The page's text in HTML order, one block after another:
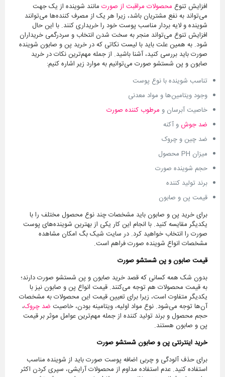
افزایش تنوع محصولات مراقبت از صورت مانند شوینده از یک جهت
می‌تواند به نفع مشتریان باشد، زیرا هر یک از مصرف کننده‌ها می‌توانند
شوینده و لایه بردار مناسب پوست خود را خریداری کنند. با این حال
افزایش تنوع می‌تواند منجر به سخت شدن انتخاب و سردرگمی خریداران
شود. به همین علت باید با لیست نکاتی که در خرید پن و صابون شوینده
صورت باید بررسی کنید، آشنا باشید. از جمله مهم‌ترین نکات در خرید
صابون و پن شستشو صورت می‌توانیم به موارد زیر اشاره کنیم:
تناسب شوینده با نوع پوست
وجود ویتامین‌ها و مواد معدنی
خاصیت آبرسان و مرطوب کننده صورت
ضد جوش و آکنه
ضد چین و چروک
میزان PH محصول
حجم شوینده صورت
برند تولید کننده
قیمت پن و صابون
برای خرید پن و صابون باید مشخصات چند نوع محصول مختلف را با
یکدیگر مقایسه کنید. با انجام این کار یکی از بهترین شوینده‌های پوست
صورت را انتخاب خواهید کرد. در سایت شیک بگ امکان مشاهده
مشخصات انواع شوینده صورت فراهم است.
قیمت صابون و پن شستشو صورت
بدون شک همه کسانی که قصد خرید صابون و پن شستشو صورت دارند؛
به قیمت محصولات هم توجه می‌کنند. قیمت انواع پن و صابون نیز با
یکدیگر متفاوت است، زیرا برای تعیین قیمت این محصولات به مشخصات
آن‌ها توجه می‌شود. نوع مواد اولیه، ویتامینه بودن، خاصیت ضد چروک،
حجم محصول و برند تولید کننده از جمله مهم‌ترین عوامل موثر بر قیمت
پن و صابون هستند.
خرید اینترنتی پن و صابون شستشو صورت
برای حذف آلودگی و چربی اضافه پوست صورت باید از شوینده مناسب
استفاده کنید. عدم استفاده مداوم از محصولات آرایشی، سپری کردن اکثر